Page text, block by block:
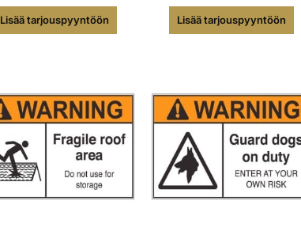
Lisää tarjouspyyntöön Lisää tarjouspyyntöön